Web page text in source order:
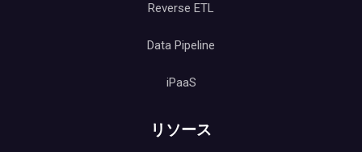
Reverse ETL
Data Pipeline
iPaaS
リソース